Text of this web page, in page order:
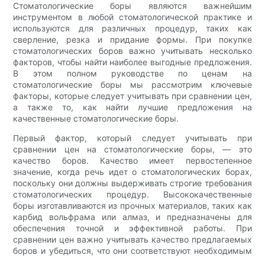
Стоматологические боры являются важнейшим
инструментом в любой стоматологической практике и
используются для различных процедур, таких как
сверление, резка и придание формы. При покупке
стоматологических боров важно учитывать несколько
факторов, чтобы найти наиболее выгодные предложения.
В этом полном руководстве по ценам на
стоматологические боры мы рассмотрим ключевые
факторы, которые следует учитывать при сравнении цен,
а также то, как найти лучшие предложения на
качественные стоматологические боры.
Первый фактор, который следует учитывать при
сравнении цен на стоматологические боры, — это
качество боров. Качество имеет первостепенное
значение, когда речь идет о стоматологических борах,
поскольку они должны выдерживать строгие требования
стоматологических процедур. Высококачественные
боры изготавливаются из прочных материалов, таких как
карбид вольфрама или алмаз, и предназначены для
обеспечения точной и эффективной работы. При
сравнении цен важно учитывать качество предлагаемых
боров и убедиться, что они соответствуют необходимым